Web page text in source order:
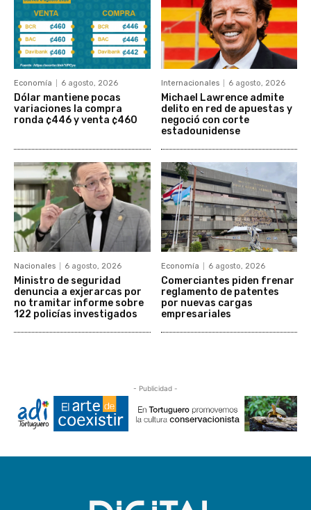
Economía 6 agosto, 2026
Dólar mantiene pocas
variaciones la compra
ronda ¢446 y venta ¢460
Internacionales 6 agosto, 2026
Michael Lawrence admite
delito en red de apuestas y
negoció con corte
estadounidense
Nacionales 6 agosto, 2026
Ministro de seguridad
denuncia a exjerarcas por
no tramitar informe sobre
122 policías investigados
Economía 6 agosto, 2026
Comerciantes piden frenar
reglamento de patentes
por nuevas cargas
empresariales
- Publicidad -